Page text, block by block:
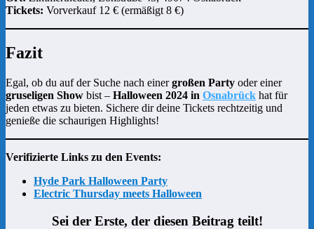
Tickets: Vorverkauf 12 € (ermäßigt 8 €)
Fazit
Egal, ob du auf der Suche nach einergroßen Party oder einer
gruseligen Show bist – Halloween 2024 in Osnabrück hat für
jeden etwas zu bieten. Sichere dir deine Tickets rechtzeitig und
genieße die schaurigen Highlights!
Verifizierte Links zu den Events:
Hyde Park Halloween Party
Electric Thursday meets Halloween
Sei der Erste, der diesen Beitrag teilt!